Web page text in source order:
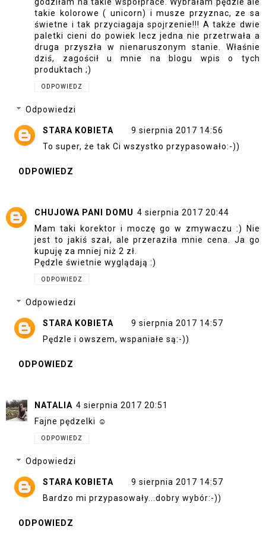
takie kolorowe ( unicorn) i musze przyznac, ze sa
świetne i tak przyciagaja spojrzenie!!! A także dwie
paletki cieni do powiek lecz jedna nie przetrwała a
druga przyszła w nienaruszonym stanie. Właśnie
dziś, zagościł u mnie na blogu wpis o tych
produktach ;)
ODPOWIEDZ
Odpowiedzi
STARA KOBIETA
9 sierpnia 2017 14:56
To super, że tak Ci wszystko przypasowało:-))
ODPOWIEDZ
CHUJOWA PANI DOMU 4 sierpnia 2017 20:44
Mam taki korektor i moczę go w zmywaczu :) Nie
jest to jakiś szał, ale przeraziła mnie cena. Ja go
kupuję za mniej niż 2 zł.
Pędzle świetnie wyglądają :)
ODPOWIEDZ
Odpowiedzi
STARA KOBIETA
9 sierpnia 2017 14:57
Pędzle i owszem, wspaniałe są:-))
ODPOWIEDZ
NATALIA 4 sierpnia 2017 20:51
Fajne pędzelki ☺
ODPOWIEDZ
Odpowiedzi
STARA KOBIETA
9 sierpnia 2017 14:57
Bardzo mi przypasowały...dobry wybór:-))
ODPOWIEDZ